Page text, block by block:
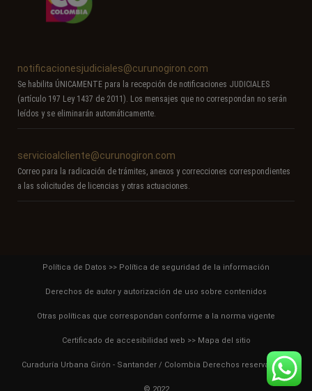
notificacionesjudiciales@curunogiron.com
Se habilita ÚNICAMENTE para la recepción de notificaciones JUDICIALES
(artículo 197 Ley 1437 de 2011). Los mensajes que no correspondan no serán
leídos y se eliminarán automáticamente.
servicioalcliente@curunogiron.com
Correo para la radicación de trámites, anexos y correcciones correspondientes
a las solicitudes de licencias y otras actuaciones.
Política de Datos >> Política de seguridad de la información
Derechos de autor y autorización de uso sobre contenidos
Otras políticas que correspondan conforme a la norma vigente
Certificado de accesibilidad web >> Mapa del sitio
Curaduría Urbana Girón - Santander / Colombia Derechos reservados –